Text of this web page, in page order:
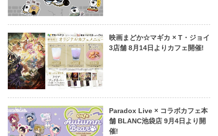
映画まどか☆マギカ × T・ジョイ
3店舗 8月14日よりカフェ開催!
Paradox Live × コラボカフェ本
舗 BLANC池袋店 9月4日より開
催!